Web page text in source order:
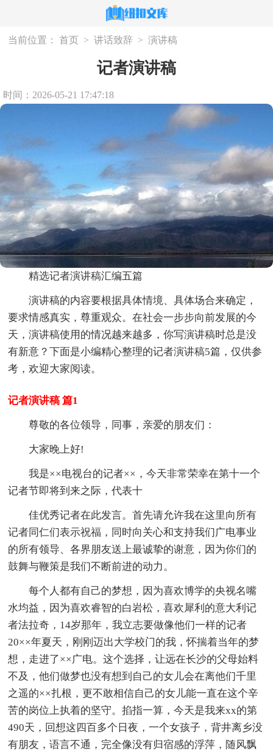
当前位置： 首页 > 讲话致辞 > 演讲稿
记者演讲稿
时间：2026-05-21 17:47:18
精选记者演讲稿汇编五篇
演讲稿的内容要根据具体情境、具体场合来确定，
要求情感真实，尊重观众。在社会一步步向前发展的今
天，演讲稿使用的情况越来越多，你写演讲稿时总是没
有新意？下面是小编精心整理的记者演讲稿5篇，仅供参
考，欢迎大家阅读。
记者演讲稿 篇1
尊敬的各位领导，同事，亲爱的朋友们：
大家晚上好!
我是××电视台的记者××，今天非常荣幸在第十一个
记者节即将到来之际，代表十
佳优秀记者在此发言。首先请允许我在这里向所有
记者同仁们表示祝福，同时向关心和支持我们广电事业
的所有领导、各界朋友送上最诚挚的谢意，因为你们的
鼓舞与鞭策是我们不断前进的动力。
每个人都有自己的梦想，因为喜欢博学的央视名嘴
水均益，因为喜欢睿智的白岩松，喜欢犀利的意大利记
者法拉奇，14岁那年，我立志要做像他们一样的记者
20××年夏天，刚刚迈出大学校门的我，怀揣着当年的梦
想，走进了××广电。这个选择，让远在长沙的父母始料
不及，他们做梦也没有想到自己的女儿会在离他们千里
之遥的××扎根，更不敢相信自己的女儿能一直在这个辛
苦的岗位上执着的坚守。掐指一算，今天是我来xx的第
490天，回想这四百多个日夜，一个女孩子，背井离乡没
有朋友，语言不通，完全像没有归宿感的浮萍，随风飘